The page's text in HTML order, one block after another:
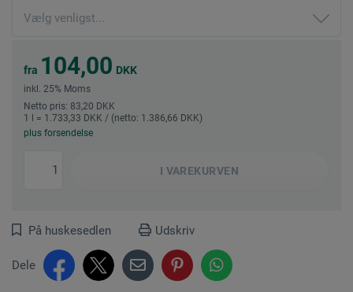
fra 104,00 DKK
inkl. 25% Moms
Netto pris: 83,20 DKK
1 l = 1.733,33 DKK / (netto: 1.386,66 DKK)
plus forsendelse
I VAREKURVEN
På huskesedlen Udskriv
Dele